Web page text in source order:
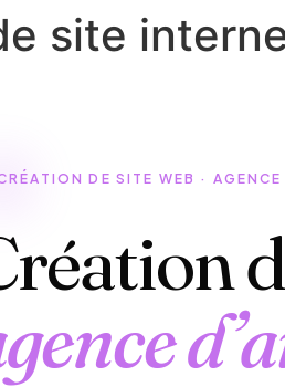
site
DE SITE WEB ·